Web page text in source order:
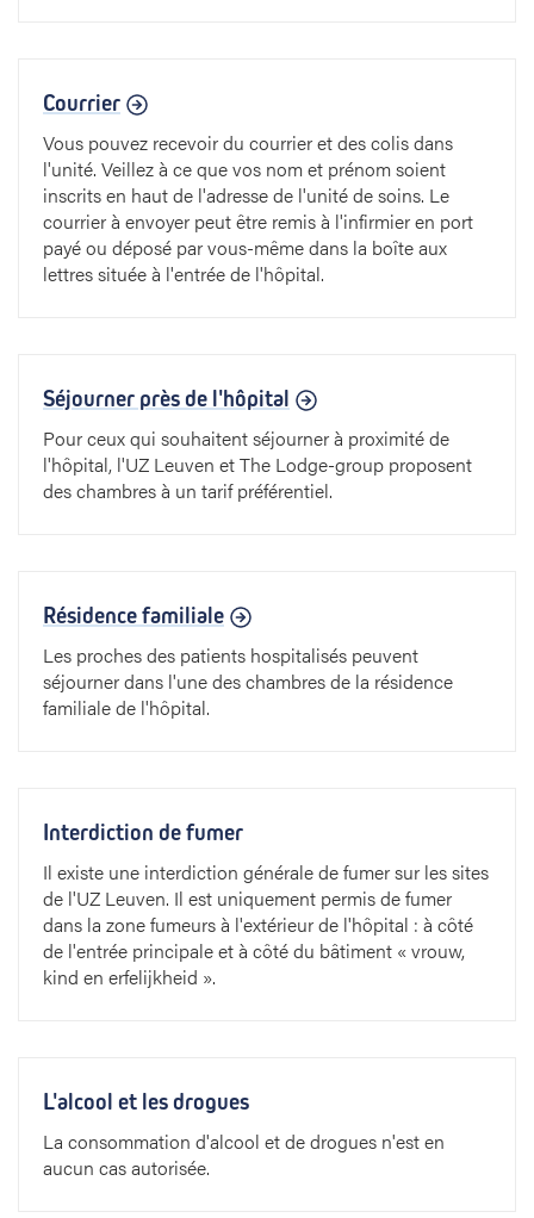
Courrier
Vous pouvez recevoir du courrier et des colis dans
l'unité. Veillez à ce que vos nom et prénom soient
inscrits en haut de l'adresse de l'unité de soins. Le
courrier à envoyer peut être remis à l'infirmier en port
payé ou déposé par vous-même dans la boîte aux
lettres située à l'entrée de l'hôpital.
Séjourner près de l'hôpital
Pour ceux qui souhaitent séjourner à proximité de
l'hôpital, l'UZ Leuven et The Lodge-group proposent
des chambres à un tarif préférentiel.
Résidence familiale
Les proches des patients hospitalisés peuvent
séjourner dans l'une des chambres de la résidence
familiale de l'hôpital.
Interdiction de fumer
Il existe une interdiction générale de fumer sur les sites
de l'UZ Leuven. Il est uniquement permis de fumer
dans la zone fumeurs à l'extérieur de l'hôpital : à côté
de l'entrée principale et à côté du bâtiment « vrouw,
kind en erfelijkheid ».
L'alcool et les drogues
La consommation d'alcool et de drogues n'est en
aucun cas autorisée.